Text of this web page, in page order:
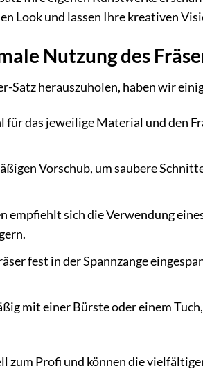
Look und lassen Ihre kreativen
Nutzung des
Satz herauszuholen, haben wir
das jeweilige Material und den
Vorschub, um saubere
empfiehlt sich die Verwendung
fest in der Spannzange
mit einer Bürste oder einem
zum Profi und können die